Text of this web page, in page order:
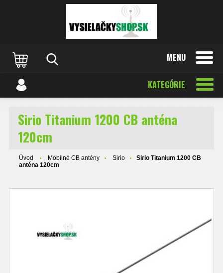
MENU
KATEGÓRIE
Sirio Titanium 1200 CB anténa
120cm
Úvod Mobilné CB antény Sirio
Sirio Titanium 1200 CB
anténa 120cm